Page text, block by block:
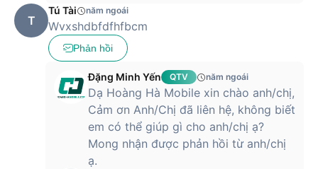
T
Tú Tài năm ngoái
Wvxshdbfdfhfbcm
Phản hồi
Đặng Minh Yến QTV năm ngoái
Dạ Hoàng Hà Mobile xin chào anh/chị,
Cảm ơn Anh/Chị đã liên hệ, không biết
em có thể giúp gì cho anh/chị ạ?
Mong nhận được phản hồi từ anh/chị
ạ.